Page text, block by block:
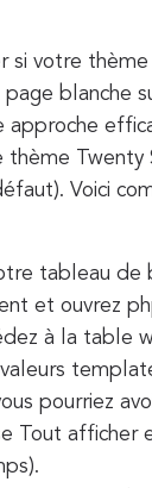
si votre
blanche
approche
thème Twenty
Voici
tableau de
et ouvrez
à la table
valeurs
pourriez
Tout afficher